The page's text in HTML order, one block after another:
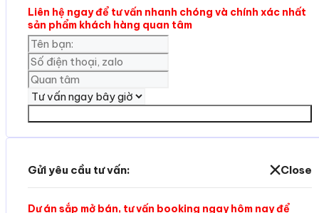
Liên hệ ngay để tư vấn nhanh chóng và chính xác nhất
sản phẩm khách hàng quan tâm
Gửi yêu cầu tư vấn: Close
Dự án sắp mở bán, tư vấn booking ngay hôm nay để